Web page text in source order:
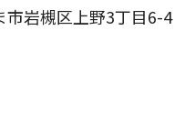
市岩槻区上野3丁目6-4